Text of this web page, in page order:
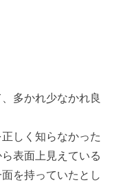
多かれ少なかれ良
しく知らなかった
表面上見えている
を持っていたとし